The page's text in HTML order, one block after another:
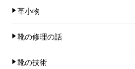
革小物
靴の修理の話
靴の技術